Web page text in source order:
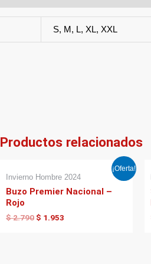
S, M, L, XL, XXL
Productos relacionados
¡Oferta!
Invierno Hombre 2024
Buzo Premier Nacional –
Rojo
$2.790
precio
era:
$ 1.953
precio
es: